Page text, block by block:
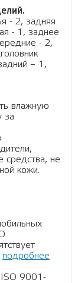
- 2, задняя
- 1, заднее
- 2,
– 1,
влажную
за
средства, не
кожи.
подробнее
9001-